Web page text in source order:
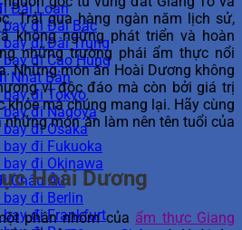
Đài Loan
bay đi Đài Bắc
bay đi Đài Trung
bay đi Cao Hùng
Nhật Bản
bay đi Tokyo
bay đi Nagoya
bay đi Osaka
bay đi Fukuoka
bay đi Okinawa
Châu Âu
bay đi Berlin
bay đi Frankfurt
Trải qua hàng ngàn năm lịch sử,
không ngừng phát triển và hoàn
những trường phái ẩm thực nổi
Những món ăn Hoài Dương không
vị độc đáo mà còn bởi giá trị
mà chúng mang lại. Hãy cùng
những món ăn làm nên tên tuổi của
Hoài Dương
phân nhóm của ẩm thực Giang